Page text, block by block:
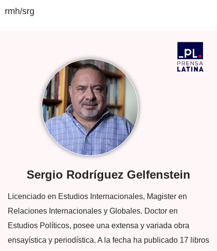
rmh/srg
Sergio Rodríguez Gelfenstein
Licenciado en Estudios Internacionales, Magister en
Relaciones Internacionales y Globales. Doctor en
Estudios Políticos, posee una extensa y variada obra
ensayística y periodística. A la fecha ha publicado 17 libros